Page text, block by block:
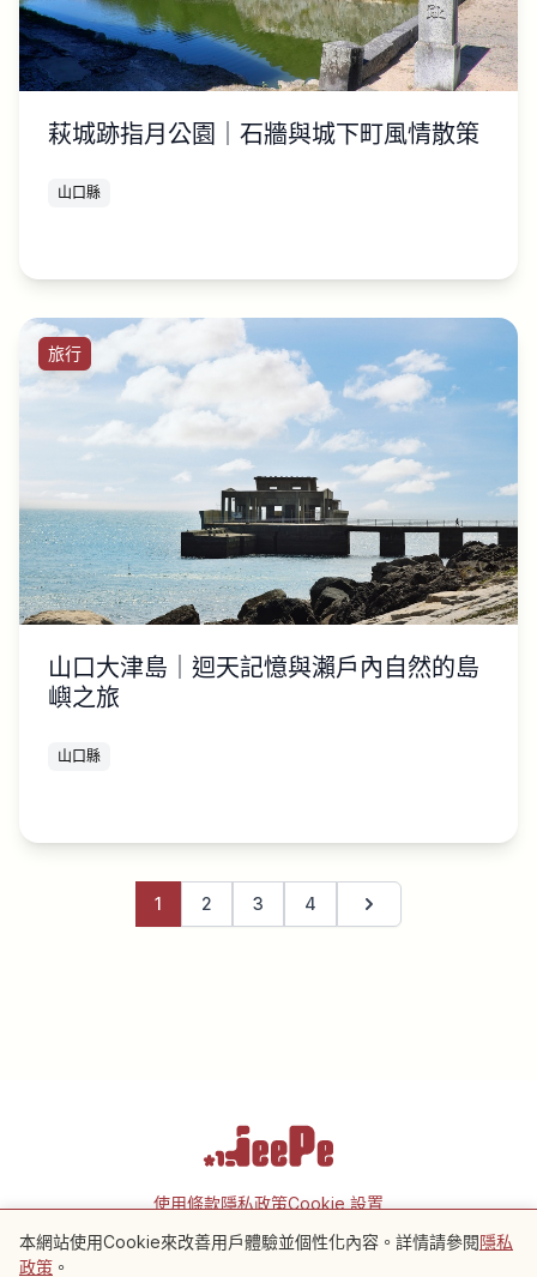
萩城跡指月公園｜石牆與城下町風情散策
山口縣
旅行
山口大津島｜迴天記憶與瀨戶內自然的島
嶼之旅
山口縣
1 2 3 4 下一頁
使用條款隱私政策Cookie 設置
本網站使用Cookie來改善用戶體驗並個性化內容。詳情請參閱隱私
政策 。